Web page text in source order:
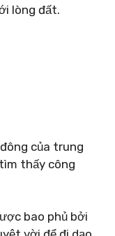
lòng đất.
của trung
thấy công
bao phủ bởi